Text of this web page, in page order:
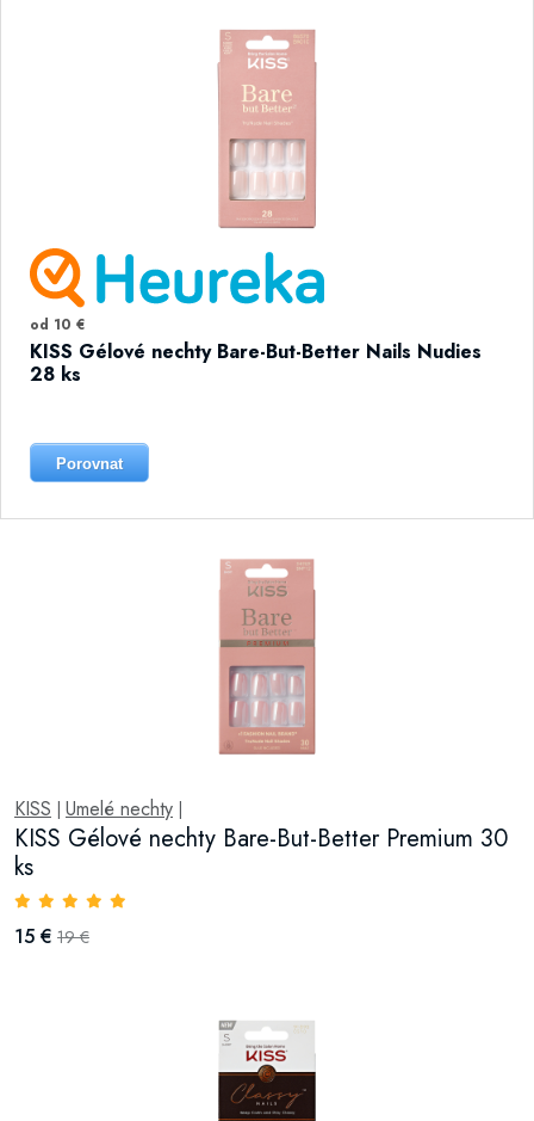
od 10 €
KISS Gélové nechty Bare-But-Better Nails Nudies
28 ks
Porovnat
KISS Umelé nechty
KISS Gélové nechty Bare-But-Better Premium 30
ks
15 € 19 €